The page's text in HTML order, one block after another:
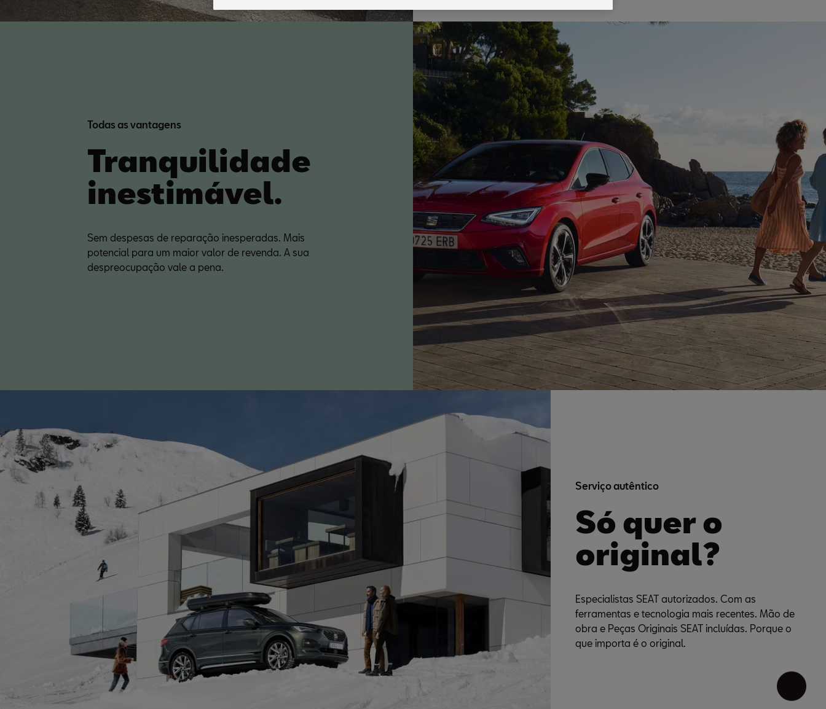
Todas as vantagens
Tranquilidade
inestimável.
Sem despesas de reparação inesperadas. Mais
potencial para um maior valor de revenda. A sua
despreocupação vale a pena.
Serviço autêntico
Só quer o
original?
Especialistas SEAT autorizados. Com as
ferramentas e tecnologia mais recentes. Mão de
obra e Peças Originais SEAT incluídas. Porque o
que importa é o original.